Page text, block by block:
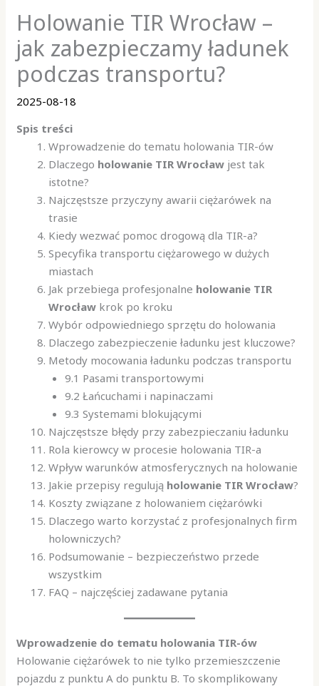
Holowanie TIR Wrocław –
jak zabezpieczamy ładunek
podczas transportu?
2025-08-18
Spis treści
Wprowadzenie do tematu holowania TIR-ów
Dlaczego holowanie TIR Wrocław jest tak
istotne?
Najczęstsze przyczyny awarii ciężarówek na
trasie
Kiedy wezwać pomoc drogową dla TIR-a?
Specyfika transportu ciężarowego w dużych
miastach
Jak przebiega profesjonalne holowanie TIR
Wrocław krok po kroku
Wybór odpowiedniego sprzętu do holowania
Dlaczego zabezpieczenie ładunku jest kluczowe?
Metody mocowania ładunku podczas transportu
9.1 Pasami transportowymi
9.2 Łańcuchami i napinaczami
9.3 Systemami blokującymi
Najczęstsze błędy przy zabezpieczaniu ładunku
Rola kierowcy w procesie holowania TIR-a
Wpływ warunków atmosferycznych na holowanie
Jakie przepisy regulują holowanie TIR Wrocław?
Koszty związane z holowaniem ciężarówki
Dlaczego warto korzystać z profesjonalnych firm
holowniczych?
Podsumowanie – bezpieczeństwo przede
wszystkim
FAQ – najczęściej zadawane pytania
Wprowadzenie do tematu holowania TIR-ów
Holowanie ciężarówek to nie tylko przemieszczenie
pojazdu z punktu A do punktu B. To skomplikowany